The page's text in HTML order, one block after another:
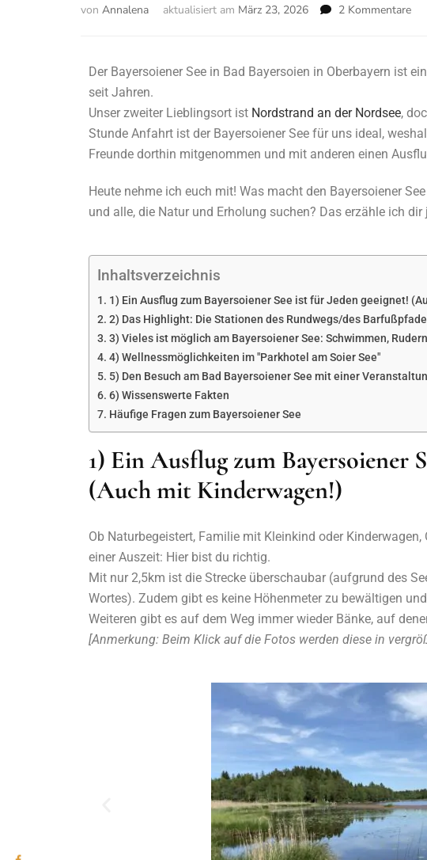
von Annalena aktualisiert am März 23, 2026 2 Kommentare
Der Bayersoiener See in Bad Bayersoien in Oberbayern ist
seit Jahren.
Unser zweiter Lieblingsort ist Nordstrand an der Nordsee,
Stunde Anfahrt ist der Bayersoiener See für uns ideal,
Freunde dorthin mitgenommen und mit anderen einen
Heute nehme ich euch mit! Was macht den Bayersoiener
und alle, die Natur und Erholung suchen? Das erzähle ich dir
Inhaltsverzeichnis
1) Ein Ausflug zum Bayersoiener See ist für Jeden geeignet!
2) Das Highlight: Die Stationen des Rundwegs/des
3) Vieles ist möglich am Bayersoiener See: Schwimmen,
4) Wellnessmöglichkeiten im "Parkhotel am Soier See"
5) Den Besuch am Bad Bayersoiener See mit einer
6) Wissenswerte Fakten
Häufige Fragen zum Bayersoiener See
1) Ein Ausflug zum Bayersoiener
(Auch mit Kinderwagen!)
Ob Naturbegeistert, Familie mit Kleinkind oder
einer Auszeit: Hier bist du richtig.
Mit nur 2,5km ist die Strecke überschaubar (aufgrund des
Wortes). Zudem gibt es keine Höhenmeter zu bewältigen
Weiteren gibt es auf dem Weg immer wieder Bänke, auf
[Anmerkung: Beim Klick auf die Fotos werden diese in